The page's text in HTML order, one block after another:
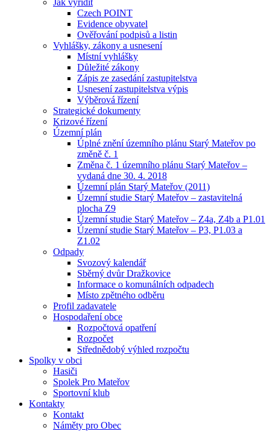
Jak vyřídit
Czech POINT
Evidence obyvatel
Ověřování podpisů a listin
Vyhlášky, zákony a usnesení
Místní vyhlášky
Důležité zákony
Zápis ze zasedání zastupitelstva
Usnesení zastupitelstva výpis
Výběrová řízení
Strategické dokumenty
Krizové řízení
Územní plán
Úplné znění územního plánu Starý Mateřov po
změně č. 1
Změna č. 1 územního plánu Starý Mateřov –
vydaná dne 30. 4. 2018
Územní plán Starý Mateřov (2011)
Územní studie Starý Mateřov – zastavitelná
plocha Z9
Územní studie Starý Mateřov – Z4a, Z4b a P1.01
Územní studie Starý Mateřov – P3, P1.03 a
Z1.02
Odpady
Svozový kalendář
Sběrný dvůr Dražkovice
Informace o komunálních odpadech
Místo zpětného odběru
Profil zadavatele
Hospodaření obce
Rozpočtová opatření
Rozpočet
Střednědobý výhled rozpočtu
Spolky v obci
Hasiči
Spolek Pro Mateřov
Sportovní klub
Kontakty
Kontakt
Náměty pro Obec